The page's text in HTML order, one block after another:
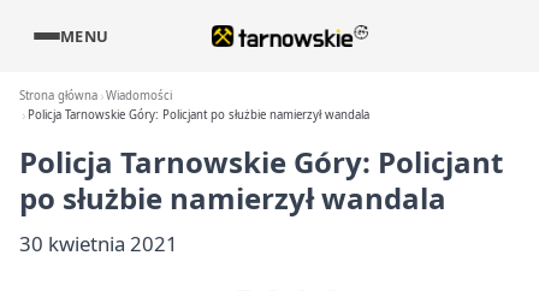
MENU
Strona główna Wiadomości
Policja Tarnowskie Góry: Policjant po służbie namierzył wandala
Policja Tarnowskie Góry: Policjant
po służbie namierzył wandala
30 kwietnia 2021